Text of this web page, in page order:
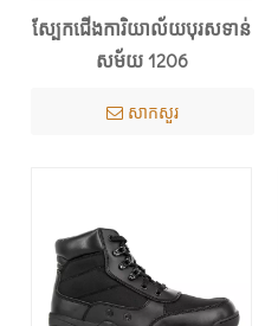
ស្បែកជើងការិយាល័យបុរសទាន់
សម័យ 1206
សាកសួរ